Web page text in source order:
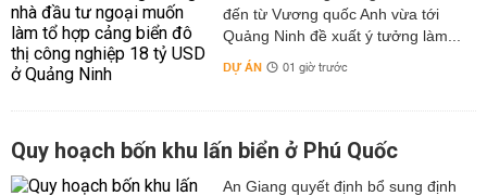
đến từ Vương quốc Anh vừa tới
Quảng Ninh đề xuất ý tưởng làm...
DỰ ÁN 01 giờ trước
Quy hoạch bốn khu lấn biển ở Phú Quốc
An Giang quyết định bổ sung định